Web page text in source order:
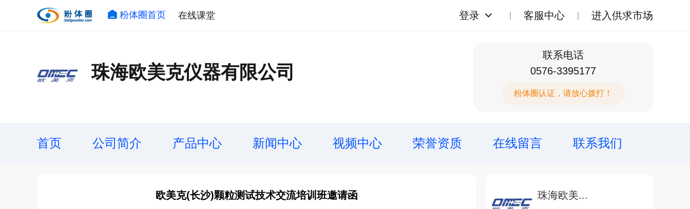
粉体圈首页 在线课堂 登录 客服中心 进入供求市场
珠海欧美克仪器有限公司
联系电话
0576-3395177
粉体圈认证，请放心拨打！
首页 公司简介 产品中心 新闻中心 视频中心 荣誉资质 在线留言 联系我们
欧美克(长沙)颗粒测试技术交流培训班邀请函 珠海欧美...